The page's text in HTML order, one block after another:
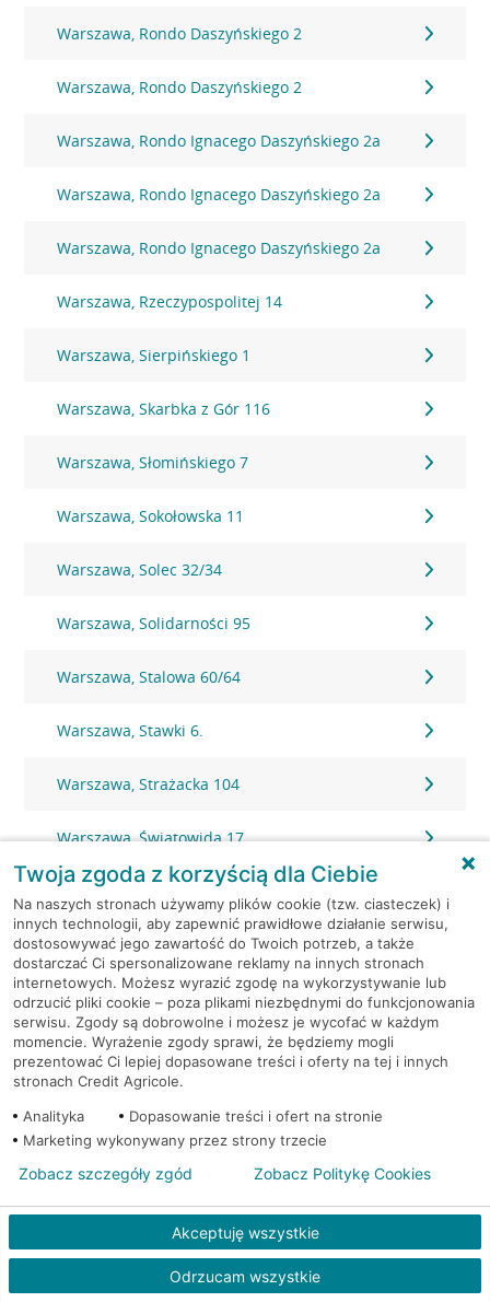
Warszawa, Rondo Daszyńskiego 2
Warszawa, Rondo Daszyńskiego 2
Warszawa, Rondo Ignacego Daszyńskiego 2a
Warszawa, Rondo Ignacego Daszyńskiego 2a
Warszawa, Rondo Ignacego Daszyńskiego 2a
Warszawa, Rzeczypospolitej 14
Warszawa, Sierpińskiego 1
Warszawa, Skarbka z Gór 116
Warszawa, Słomińskiego 7
Warszawa, Sokołowska 11
Warszawa, Solec 32/34
Warszawa, Solidarności 95
Warszawa, Stalowa 60/64
Warszawa, Stawki 6.
Warszawa, Strażacka 104
Warszawa, Światowida 17
Warszawa, Światowida 17
Warszawa, Światowida 17
Warszawa, Światowida 18
Warszawa, Światowida 18
Warszawa, Świetlików 9
Warszawa, Syta 100
Warszawa, Szobera 3A
Twoja zgoda z korzyścią dla Ciebie
Na naszych stronach używamy plików cookie (tzw. ciasteczek) i
innych technologii, aby zapewnić prawidłowe działanie serwisu,
dostosowywać jego zawartość do Twoich potrzeb, a także
dostarczać Ci spersonalizowane reklamy na innych stronach
internetowych. Możesz wyrazić zgodę na wykorzystywanie lub
odrzucić pliki cookie – poza plikami niezbędnymi do funkcjonowania
serwisu. Zgody są dobrowolne i możesz je wycofać w każdym
momencie. Wyrażenie zgody sprawi, że będziemy mogli
prezentować Ci lepiej dopasowane treści i oferty na tej i innych
stronach Credit Agricole.
Analityka
Dopasowanie treści i ofert na stronie
Marketing wykonywany przez strony trzecie
Akceptuję wszystkie
Odrzucam wszystkie
Zobacz szczegóły zgód Zobacz Politykę Cookies